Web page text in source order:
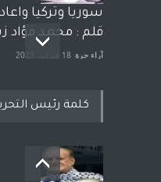
سوريا وتركيا
قلم : محمد فؤاد
آراء حرة 18 فبراير، 2023
بعد معارك
وترافع فيها
كلمة رئيس